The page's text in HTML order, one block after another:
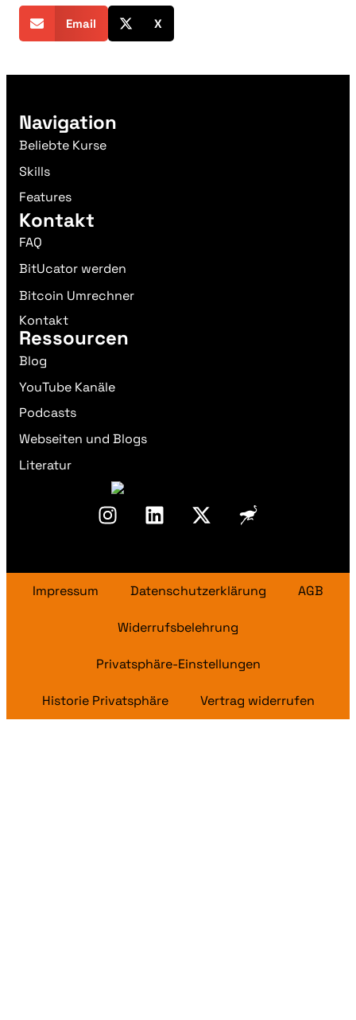
Email X
Navigation
Beliebte Kurse
Skills
Features
Kontakt
FAQ
BitUcator werden
Bitcoin Umrechner
Kontakt
Ressourcen
Blog
YouTube Kanäle
Podcasts
Webseiten und Blogs
Literatur
Impressum Datenschutzerklärung AGB
Widerrufsbelehrung
Privatsphäre-Einstellungen
Historie Privatsphäre Vertrag widerrufen